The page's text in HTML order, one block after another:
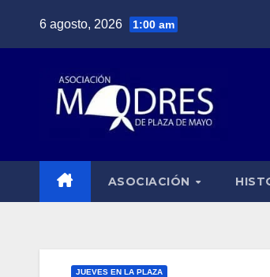
6 agosto, 2026 1:00 am
ASOCIACIÓN
JUEVES EN LA PLAZA